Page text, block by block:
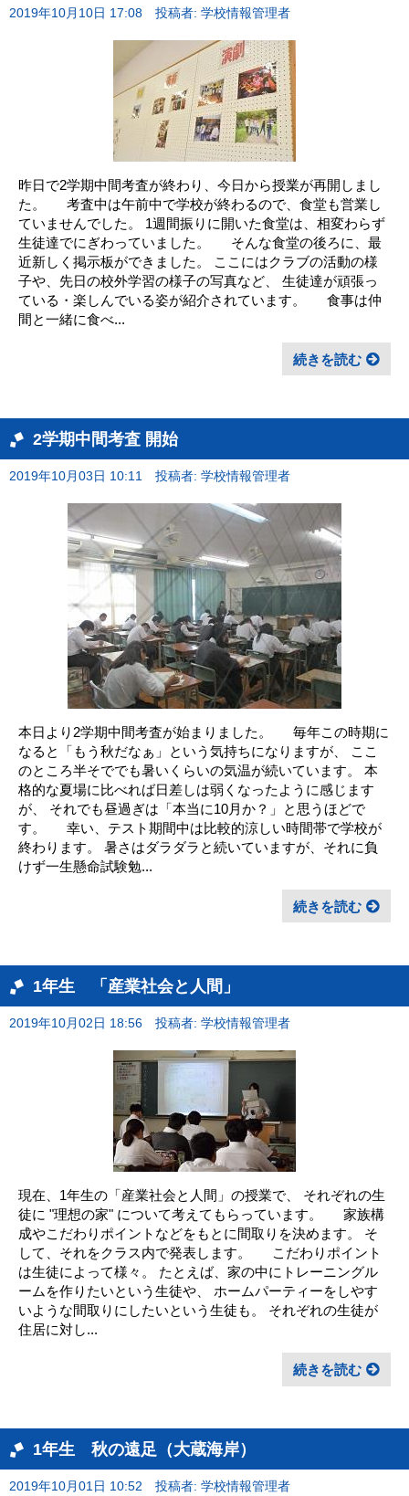
2019年10月10日 17:08 投稿者: 学校情報管理者
昨日で2学期中間考査が終わり、今日から授業が再開しまし
た。 考査中は午前中で学校が終わるので、食堂も営業し
ていませんでした。 1週間振りに開いた食堂は、相変わらず
生徒達でにぎわっていました。 そんな食堂の後ろに、最
近新しく掲示板ができました。 ここにはクラブの活動の様
子や、先日の校外学習の様子の写真など、 生徒達が頑張っ
ている・楽しんでいる姿が紹介されています。 食事は仲
間と一緒に食べ...
続きを読む
2学期中間考査 開始
2019年10月03日 10:11 投稿者: 学校情報管理者
本日より2学期中間考査が始まりました。 毎年この時期に
なると「もう秋だなぁ」という気持ちになりますが、 ここ
のところ半そででも暑いくらいの気温が続いています。 本
格的な夏場に比べれば日差しは弱くなったように感じます
が、 それでも昼過ぎは「本当に10月か？」と思うほどで
す。 幸い、テスト期間中は比較的涼しい時間帯で学校が
終わります。 暑さはダラダラと続いていますが、それに負
けず一生懸命試験勉...
続きを読む
1年生 「産業社会と人間」
2019年10月02日 18:56 投稿者: 学校情報管理者
現在、1年生の「産業社会と人間」の授業で、 それぞれの生
徒に "理想の家" について考えてもらっています。 家族構
成やこだわりポイントなどをもとに間取りを決めます。 そ
して、それをクラス内で発表します。 こだわりポイント
は生徒によって様々。 たとえば、家の中にトレーニングル
ームを作りたいという生徒や、 ホームパーティーをしやす
いような間取りにしたいという生徒も。 それぞれの生徒が
住居に対し...
続きを読む
1年生 秋の遠足（大蔵海岸）
2019年10月01日 10:52 投稿者: 学校情報管理者